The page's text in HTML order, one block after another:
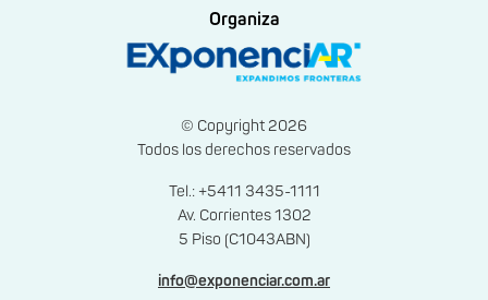
Organiza
© Copyright 2026
Todos los derechos reservados
Tel.: +5411 3435-1111
Av. Corrientes 1302
5 Piso (C1043ABN)
info@exponenciar.com.ar